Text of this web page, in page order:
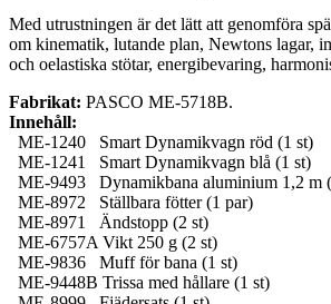
Med utrustningen är det lätt att genomföra
om kinematik, lutande plan, Newtons lagar,
och oelastiska stötar, energibevaring,
Fabrikat: PASCO ME-5718B.
Innehåll:
ME-1240 Smart Dynamikvagn röd (1 st)
ME-1241 Smart Dynamikvagn blå (1 st)
ME-9493 Dynamikbana aluminium 1,2 m
ME-8972 Ställbara fötter (1 par)
ME-8971 Ändstopp (2 st)
ME-6757A Vikt 250 g (2 st)
ME-9836 Muff för bana (1 st)
ME-9448B Trissa med hållare (1 st)